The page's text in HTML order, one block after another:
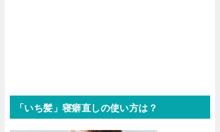
「いち髪」寝癖直しの使い方は？